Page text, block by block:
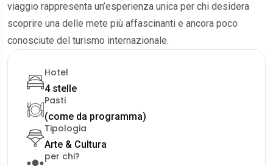
viaggio rappresenta un’esperienza unica per chi desidera
scoprire una delle mete più affascinanti e ancora poco
conosciute del turismo internazionale.
Hotel
4 stelle
Pasti
(come da programma)
Tipologia
Arte & Cultura
per chi?